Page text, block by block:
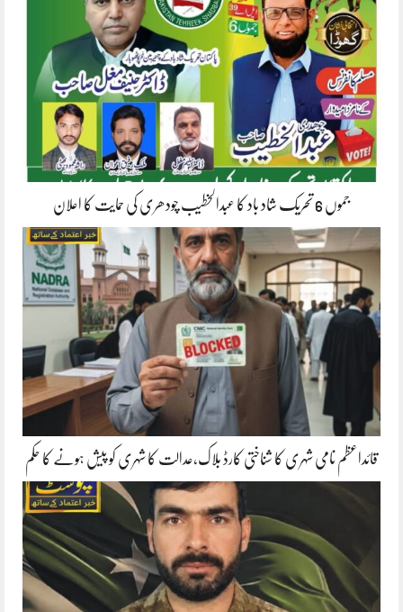
جموں 6 تحریک شاد باد کا عبدالخطیب چودھری کی حمایت کا اعلان
قائداعظم نامی شہری کا شناختی کارڈ بلاک،عدالت کا شہری کو پیش ہونے کا حکم